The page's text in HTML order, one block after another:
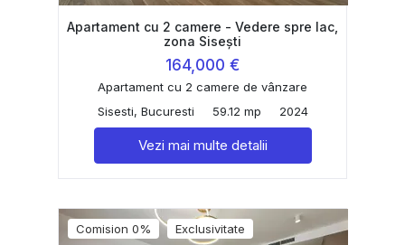
Apartament cu 2 camere - Vedere spre lac,
zona Sisești
164,000 €
Apartament cu 2 camere de vânzare
Sisesti, Bucuresti
59.12 mp 2024
Vezi mai multe detalii
Comision 0% Exclusivitate